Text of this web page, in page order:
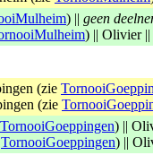
) || geen
) || Olivier ||
(zie
(zie
TornooiGoeppingen) ||
TornooiGoeppingen) ||